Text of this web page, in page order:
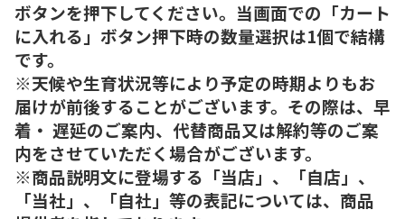
ボタンを押下してください。当画面での「カート
に入れる」ボタン押下時の数量選択は1個で結構
です。
※天候や生育状況等により予定の時期よりもお
届けが前後することがございます。その際は、早
着・ 遅延のご案内、代替商品又は解約等のご案
内をさせていただく場合がございます。
※商品説明文に登場する「当店」、「自店」、
「当社」、「自社」等の表記については、商品